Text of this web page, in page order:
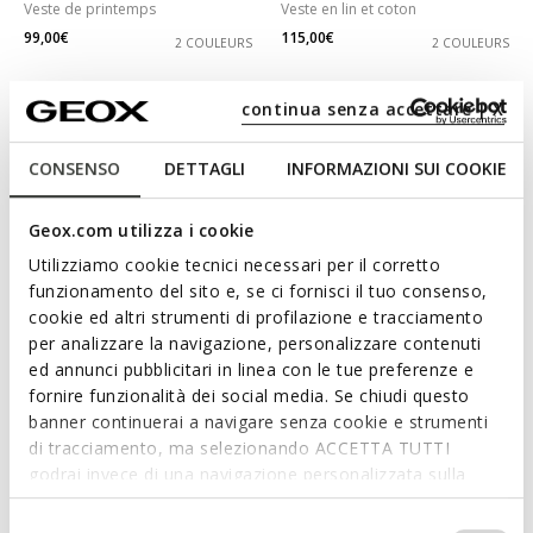
CONSENSO DETTAGLI INFORMAZIONI SUI COOKIE
Geox.com utilizza i cookie
Utilizziamo cookie tecnici necessari per il corretto
funzionamento del sito e, se ci fornisci il tuo consenso,
cookie ed altri strumenti di profilazione e tracciamento
per analizzare la navigazione, personalizzare contenuti
ed annunci pubblicitari in linea con le tue preferenze e
fornire funzionalità dei social media. Se chiudi questo
banner continuerai a navigare senza cookie e strumenti
di tracciamento, ma selezionando ACCETTA TUTTI
godrai invece di una navigazione personalizzata sulla
base dei tuoi gusti ed interessi. Selezionando
IMPOSTAZIONI potrai anche scegliere quali cookies ed
continua senza accettare | X
Veste de printemps
99,00€
2 COULEURS
Veste en lin et coton
115,00€
2 COULEURS
DERNIERS PRIX D'ÉTÉ
NAILEEN FEMME
Veste oversize
139,00€
2 COULEURS
DERNIERS PRIX D'ÉTÉ
PLUMMERY FEMME
Coupe-vent déperlant
129,00€
2 COULEURS